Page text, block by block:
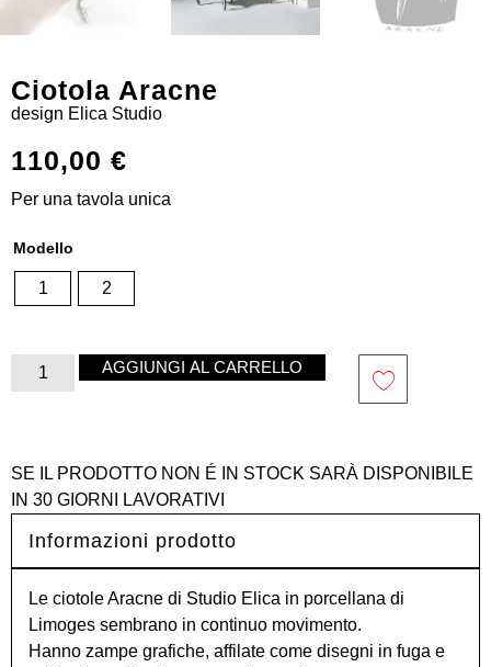
Ciotola Aracne
design Elica Studio
110,00 €
Per una tavola unica
Modello
1 2
AGGIUNGI AL CARRELLO
SE IL PRODOTTO NON É IN STOCK SARÀ DISPONIBILE
IN 30 GIORNI LAVORATIVI
Informazioni prodotto
Le ciotole Aracne di Studio Elica in porcellana di
Limoges sembrano in continuo movimento.
Hanno zampe grafiche, affilate come disegni in fuga e